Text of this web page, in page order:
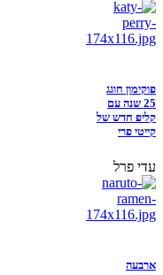
פוקימון חוגג
25 שנה עם
קליפ חדש של
קייטי פרי
עדי פרל
ארבעה